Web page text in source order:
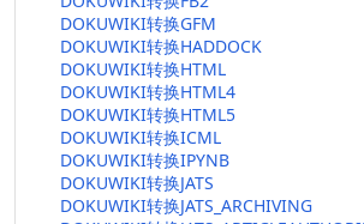
DOKUWIKI转换GFM
DOKUWIKI转换HADDOCK
DOKUWIKI转换HTML
DOKUWIKI转换HTML4
DOKUWIKI转换HTML5
DOKUWIKI转换ICML
DOKUWIKI转换IPYNB
DOKUWIKI转换JATS
DOKUWIKI转换JATS_ARCHIVING